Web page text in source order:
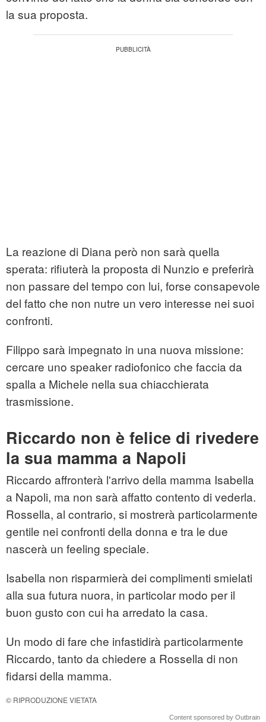
la sua proposta.
La reazione di Diana però non sarà quella
sperata: rifiuterà la proposta di Nunzio e preferirà
non passare del tempo con lui, forse consapevole
del fatto che non nutre un vero interesse nei suoi
confronti.
Filippo sarà impegnato in una nuova missione:
cercare uno speaker radiofonico che faccia da
spalla a Michele nella sua chiacchierata
trasmissione.
Riccardo non è felice di rivedere
la sua mamma a Napoli
Riccardo affronterà l'arrivo della mamma Isabella
a Napoli, ma non sarà affatto contento di vederla.
Rossella, al contrario, si mostrerà particolarmente
gentile nei confronti della donna e tra le due
nascerà un feeling speciale.
Isabella non risparmierà dei complimenti smielati
alla sua futura nuora, in particolar modo per il
buon gusto con cui ha arredato la casa.
Un modo di fare che infastidirà particolarmente
Riccardo, tanto da chiedere a Rossella di non
fidarsi della mamma.
© RIPRODUZIONE VIETATA
Content sponsored by Outbrain